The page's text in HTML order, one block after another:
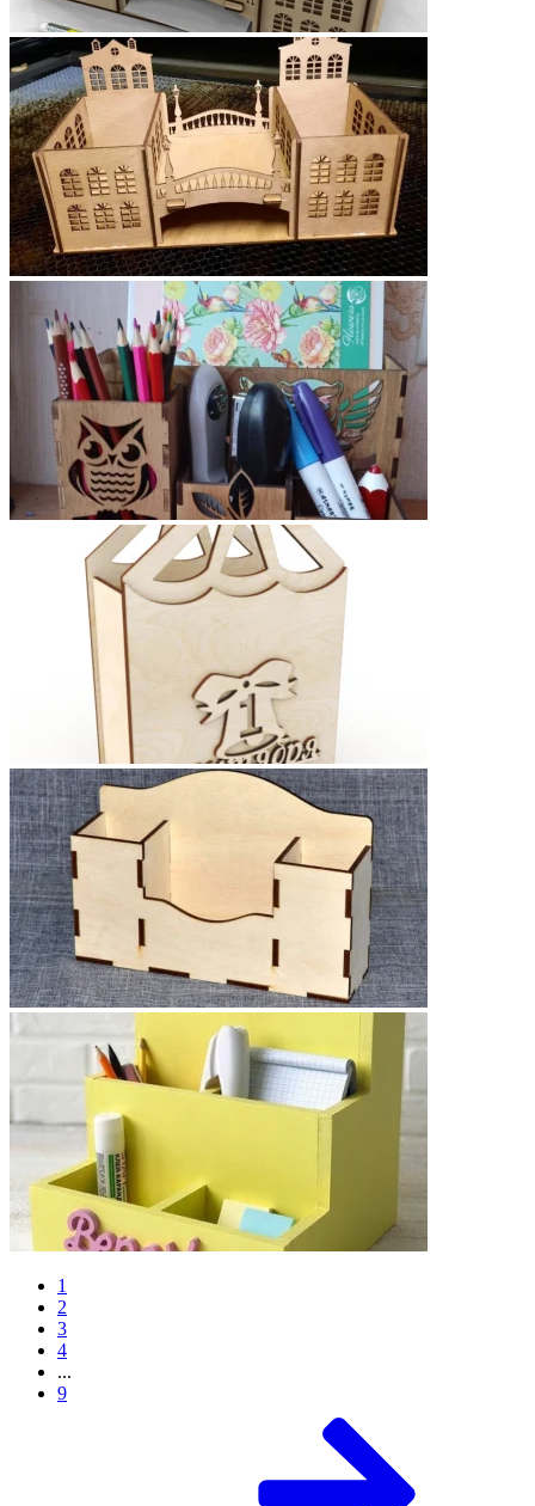
1
2
3
4
...
9